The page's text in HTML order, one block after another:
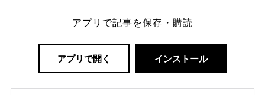
アプリで記事を保存・購読
アプリで開く インストール